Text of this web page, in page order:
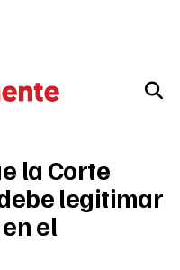
la Corte
legitimar
el